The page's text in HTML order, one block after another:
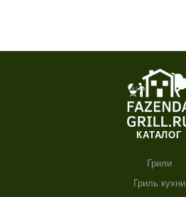
КАТАЛОГ
Грили
Гриль кухни